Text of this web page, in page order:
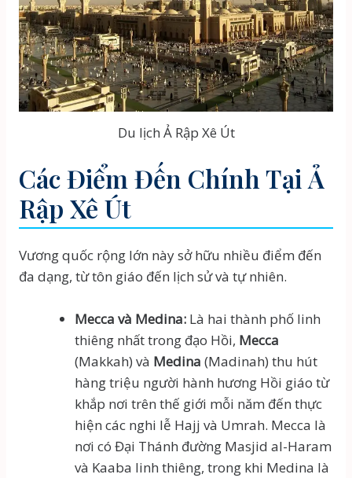
Du lịch Ả Rập Xê Út
Các Điểm Đến Chính Tại Ả
Rập Xê Út
Vương quốc rộng lớn này sở hữu nhiều điểm đến
đa dạng, từ tôn giáo đến lịch sử và tự nhiên.
Mecca và Medina:Là hai thành phố linh
thiêng nhất trong đạo Hồi, Mecca
(Makkah) và Medina (Madinah) thu hút
hàng triệu người hành hương Hồi giáo từ
khắp nơi trên thế giới mỗi năm đến thực
hiện các nghi lễ Hajj và Umrah. Mecca là
nơi có Đại Thánh đường Masjid al-Haram
và Kaaba linh thiêng, trong khi Medina là